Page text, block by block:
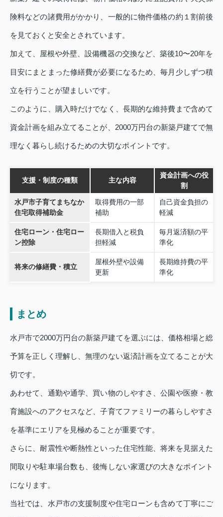
険料などの諸費用がかかり、一般的に物件価格の約１割前後
を見ておくと安全とされています。
加えて、屋根や外壁、設備機器の交換など、築後10〜20年を
目安にまとまった修繕費が必要になるため、毎月少しずつ積
立を行うことが望ましいです。
このように、購入時だけでなく、長期的な維持費まで含めて
資金計画を組み立てることが、2000万円台の新築戸建てで無
理なく暮らし続けるための大切なポイントです。
支援・制度の種類 主な内容
資金計画への役
割
水戸市子育てまちなか
住宅取得補助金
取得費用の一部
補助
自己資金負担の
軽減
住宅ローン・住宅ロー
ン控除
長期借入と税負
担軽減
毎月返済額の平
準化
将来の修繕費・積立
屋根外壁や設備
更新
長期維持費の平
準化
まとめ
水戸市で2000万円台の新築戸建てを選ぶには、価格相場と総
予算を正しく理解し、無理のない返済計画を立てることが大
切です。
あわせて、通勤や通学、買い物のしやすさ、公園や医療・教
育施設へのアクセスなど、子育てファミリーの暮らしやすさ
を基準にエリアを見極めることが重要です。
さらに、耐震性や断熱性といった住宅性能、将来を見据えた
間取りや駐車場台数も、後悔しない家選びの大きなポイント
になります。
当社では、水戸市の支援制度や住宅ローンも含めて丁寧にご